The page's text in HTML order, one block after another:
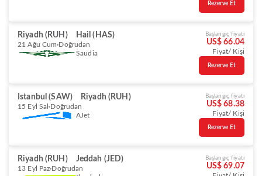
Rezerve Et
Riyadh (RUH) Hail (HAS)
21 Ağu Cum Doğrudan
Saudia
Başlangıç fiyatı
US$ 66.04
Fiyat/ Kişi
Rezerve Et
Istanbul (SAW) Riyadh (RUH)
15 Eyl Sal Doğrudan
AJet
Başlangıç fiyatı
US$ 68.38
Fiyat/ Kişi
Rezerve Et
Riyadh (RUH) Jeddah (JED)
13 Eyl Paz Doğrudan
Başlangıç fiyatı
US$ 69.07